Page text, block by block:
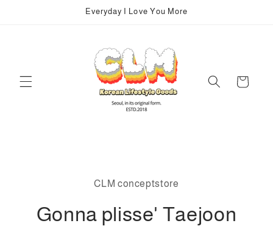
Everyday I Love You More
Carrello
CLM conceptstore
Gonna plisse' Taejoon